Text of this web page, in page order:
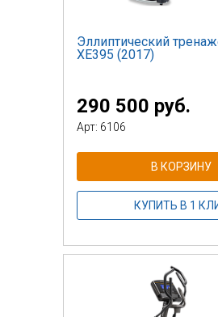
Эллиптический
XE395 (2017)
290 500 руб.
Арт: 6106
В КОРЗИНУ
КУПИТЬ В 1